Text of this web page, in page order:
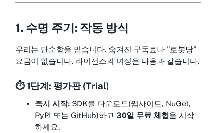
1. 수명 주기: 작동 방식
우리는 단순함을 믿습니다. 숨겨진 구독료나 "로봇당"
요금이 없습니다. 라이선스의 여정은 다음과 같습니다.
⏱️ 1단계: 평가판 (Trial)
즉시 시작: SDK를 다운로드(웹사이트, NuGet,
PyPI 또는 GitHub)하고 30일 무료 체험을 시작
하세요.